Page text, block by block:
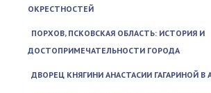
ОКРЕСТНОСТЕЙ
ПОРХОВ, ПСКОВСКАЯ ОБЛАСТЬ: ИСТОРИЯ И
ДОСТОПРИМЕЧАТЕЛЬНОСТИ ГОРОДА
ДВОРЕЦ КНЯГИНИ АНАСТАСИИ ГАГАРИНОЙ В